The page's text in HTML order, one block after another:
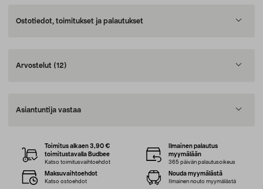
Ostotiedot, toimitukset ja palautukset
Arvostelut (12)
Asiantuntija vastaa
Toimitus alkaen 3,90 €
toimitustavalla Budbee
Katso toimitusvaihtoehdot
Ilmainen palautus
myymälään
365 päivän palautusoikeus
Maksuvaihtoehdot
Katso ostoehdot
Nouda myymälästä
Ilmainen nouto myymälästä